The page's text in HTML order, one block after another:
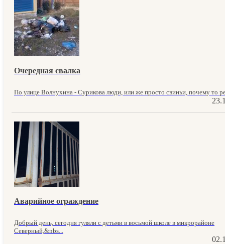
Очередная свалка
По улице Волнухина - Сурикова люди, или же просто свиньи, почему то
Аварийное ограждение
Добрый день, сегодня гуляли с детьми в восьмой школе в микрорайоне
Северный,&nbs...